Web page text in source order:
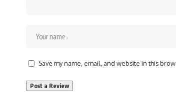
Save my name, email, and website in this